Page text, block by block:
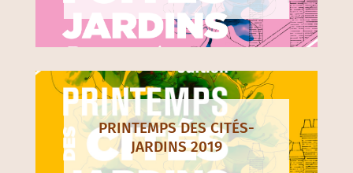
PRINTEMPS DES CITÉS-
JARDINS 2019